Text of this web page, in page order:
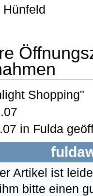
Hünfeld
Shopping"
in Fulda
Artikel ist
ihm bitte einen